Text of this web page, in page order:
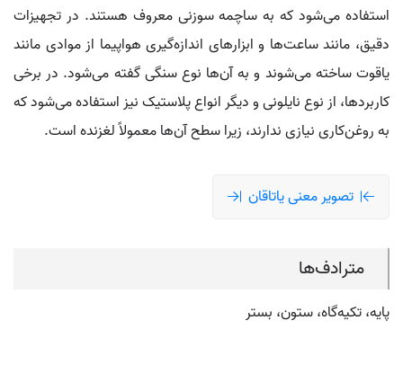
استفاده می‌شود که به ساچمه سوزنی معروف هستند. در تجهیزات
دقیق، مانند ساعت‌ها و ابزارهای اندازه‌گیری هواپیما از موادی مانند
یاقوت ساخته می‌شوند و به آن‌ها نوع سنگی گفته می‌شود. در برخی
کاربردها، از نوع نایلونی و دیگر انواع پلاستیک نیز استفاده می‌شود که
به روغن‌کاری نیازی ندارند، زیرا سطح آن‌ها معمولاً لغزنده است.
تصویر معنی یاتاقان
مترادف‌ها
پایه، تکیه‌گاه، ستون، بستر